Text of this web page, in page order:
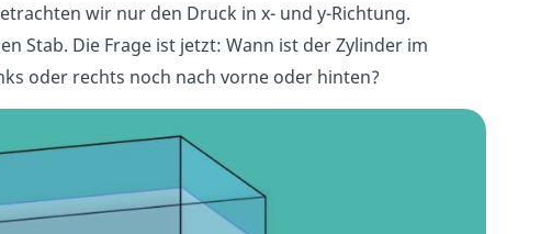
wir nur den Druck in x- und y-Richtung.
Stab. Die Frage ist jetzt: Wann ist der Zylinder im
oder rechts noch nach vorne oder hinten?